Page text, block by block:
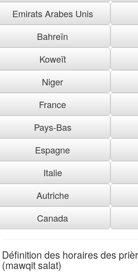
Emirats Arabes Unis
Bahreïn
Koweït
Niger
France
Pays-Bas
Espagne
Italie
Autriche
Canada
Définition des horaires des
(mawqit salat)